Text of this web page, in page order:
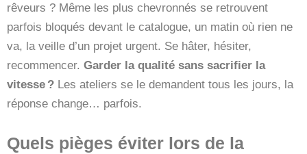
rêveurs ? Même les plus chevronnés se retrouvent
parfois bloqués devant le catalogue, un matin où rien ne
va, la veille d’un projet urgent. Se hâter, hésiter,
recommencer. Garder la qualité sans sacrifier la
vitesse ? Les ateliers se le demandent tous les jours, la
réponse change… parfois.
Quels pièges éviter lors de la